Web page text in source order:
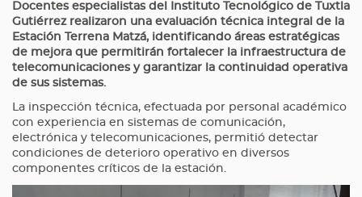
Docentes especialistas del Instituto Tecnológico de Tuxtla
Gutiérrez realizaron una evaluación técnica integral de la
Estación Terrena Matzá, identificando áreas estratégicas
de mejora que permitirán fortalecer la infraestructura de
telecomunicaciones y garantizar la continuidad operativa
de sus sistemas.
La inspección técnica, efectuada por personal académico
con experiencia en sistemas de comunicación,
electrónica y telecomunicaciones, permitió detectar
condiciones de deterioro operativo en diversos
componentes críticos de la estación.